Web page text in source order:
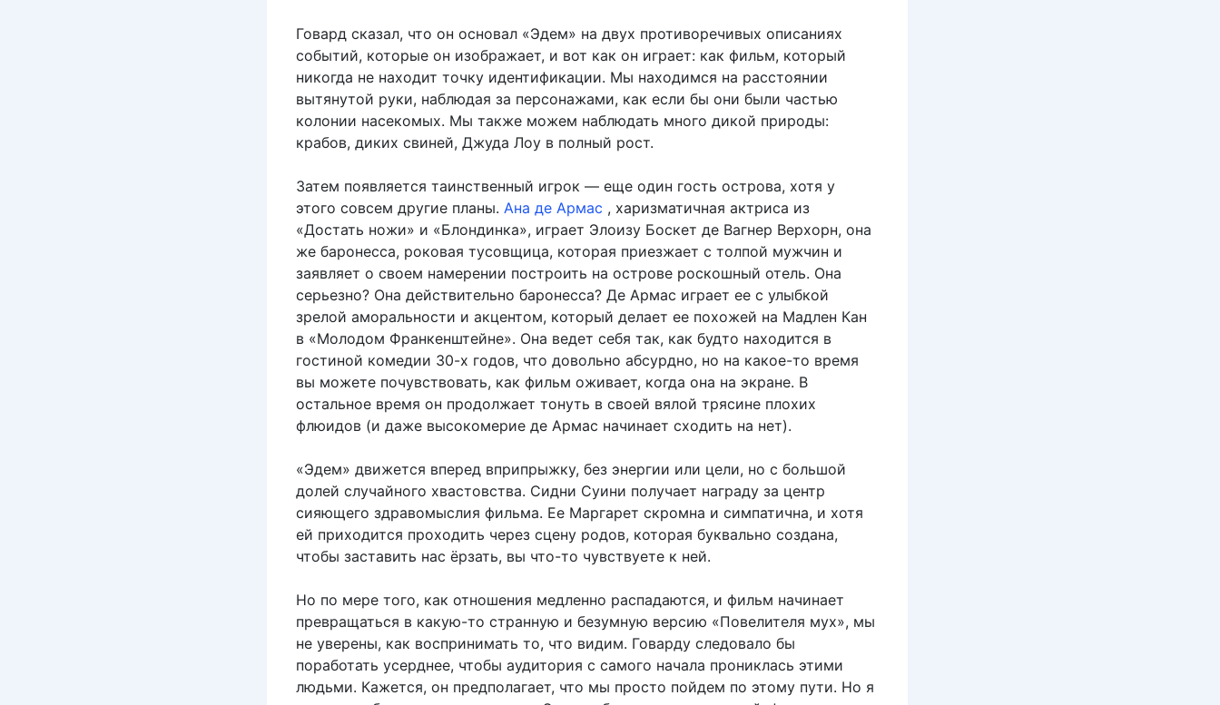
Говард сказал, что он основал «Эдем» на двух противоречивых описаниях
событий, которые он изображает, и вот как он играет: как фильм, который
никогда не находит точку идентификации. Мы находимся на расстоянии
вытянутой руки, наблюдая за персонажами, как если бы они были частью
колонии насекомых. Мы также можем наблюдать много дикой природы:
крабов, диких свиней, Джуда Лоу в полный рост.
Затем появляется таинственный игрок — еще один гость острова, хотя у
этого совсем другие планы. Ана де Армас , харизматичная актриса из
«Достать ножи» и «Блондинка», играет Элоизу Боскет де Вагнер Верхорн, она
же баронесса, роковая тусовщица, которая приезжает с толпой мужчин и
заявляет о своем намерении построить на острове роскошный отель. Она
серьезно? Она действительно баронесса? Де Армас играет ее с улыбкой
зрелой аморальности и акцентом, который делает ее похожей на Мадлен Кан
в «Молодом Франкенштейне». Она ведет себя так, как будто находится в
гостиной комедии 30-х годов, что довольно абсурдно, но на какое-то время
вы можете почувствовать, как фильм оживает, когда она на экране. В
остальное время он продолжает тонуть в своей вялой трясине плохих
флюидов (и даже высокомерие де Армас начинает сходить на нет).
«Эдем» движется вперед вприпрыжку, без энергии или цели, но с большой
долей случайного хвастовства. Сидни Суини получает награду за центр
сияющего здравомыслия фильма. Ее Маргарет скромна и симпатична, и хотя
ей приходится проходить через сцену родов, которая буквально создана,
чтобы заставить нас ёрзать, вы что-то чувствуете к ней.
Но по мере того, как отношения медленно распадаются, и фильм начинает
превращаться в какую-то странную и безумную версию «Повелителя мух», мы
не уверены, как воспринимать то, что видим. Говарду следовало бы
поработать усерднее, чтобы аудитория с самого начала прониклась этими
людьми. Кажется, он предполагает, что мы просто пойдем по этому пути. Но я